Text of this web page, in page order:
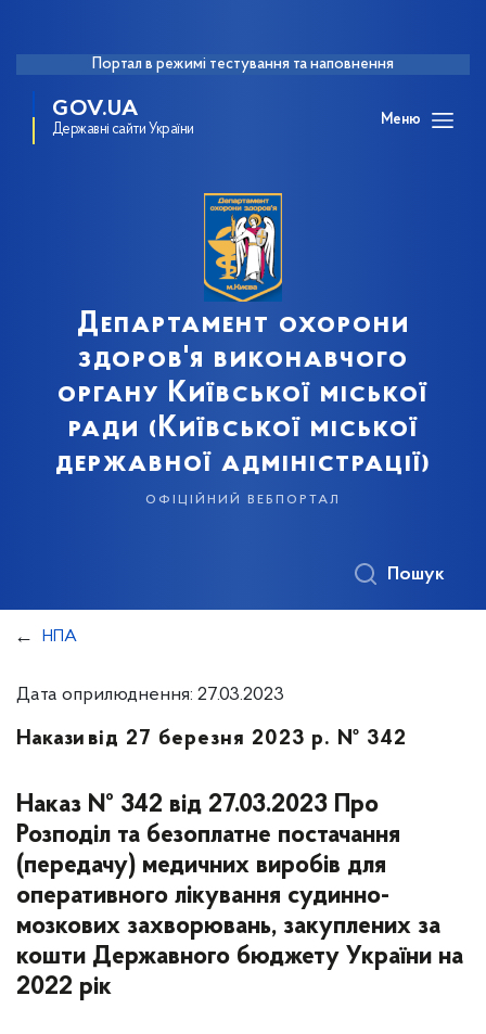
Портал в режимі тестування та наповнення
GOV.UA
Державні сайти України
Меню
Департамент охорони
здоров'я виконавчого
органу Київської міської
ради (Київської міської
державної адміністрації)
офіційний вебпортал
Пошук
НПА
Дата оприлюднення: 27.03.2023
Накази від 27 березня 2023 р. № 342
Наказ № 342 від 27.03.2023 Про
Розподіл та безоплатне постачання
(передачу) медичних виробів для
оперативного лікування судинно-
мозкових захворювань, закуплених за
кошти Державного бюджету України на
2022 рік